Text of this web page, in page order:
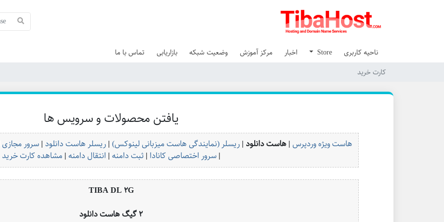
ناحیه کاربری Store اخبار مرکز آموزش وضعیت شبکه بازاریابی تماس با ما
کارت خرید
یافتن محصولات و سرویس ها
هاست ویژه وردپرس| هاست دانلود |ریسلر (نمایندگی هاست میزبانی لینوکس)|ریسلر هاست دانلود |سرور
|سرور اختصاصی کانادا | ثبت دامنه| انتقال دامنه| مشاهده کارت خرید
TIBA DL 2G
2 گیگ هاست دانلود